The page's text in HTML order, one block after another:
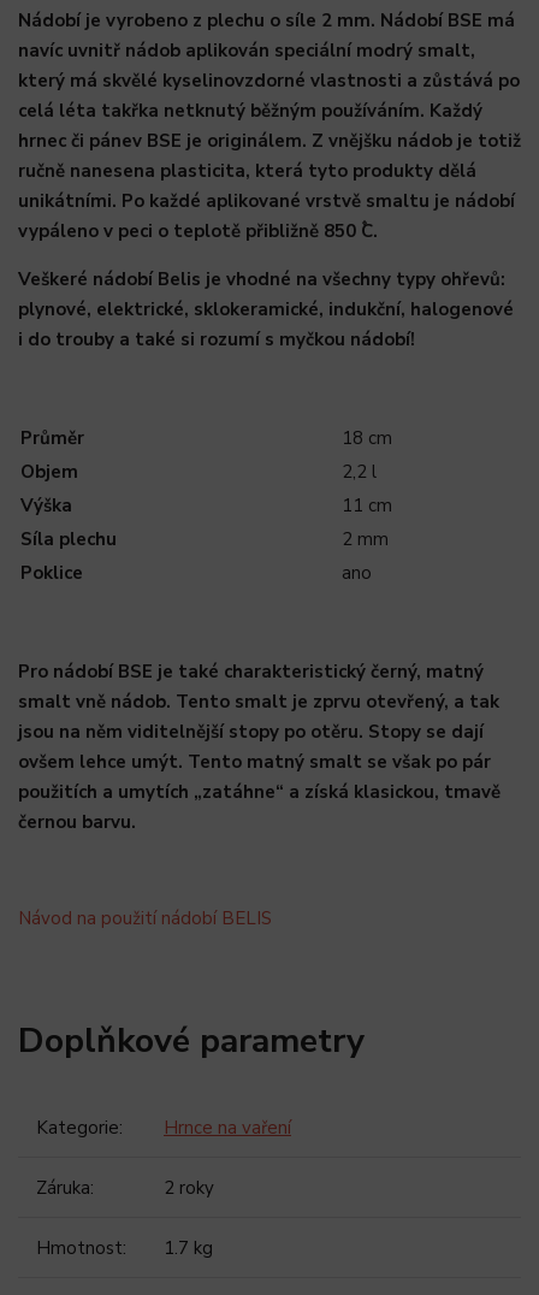
Nádobí je vyrobeno z plechu o síle 2 mm. Nádobí BSE má
navíc uvnitř nádob aplikován speciální modrý smalt,
který má skvělé kyselinovzdorné vlastnosti a zůstává po
celá léta takřka netknutý běžným používáním. Každý
hrnec či pánev BSE je originálem. Z vnějšku nádob je totiž
ručně nanesena plasticita, která tyto produkty dělá
unikátními. Po každé aplikované vrstvě smaltu je nádobí
vypáleno v peci o teplotě přibližně 850 ۫C.
Veškeré nádobí Belis je vhodné na všechny typy ohřevů:
plynové, elektrické, sklokeramické, indukční, halogenové
i do trouby a také si rozumí s myčkou nádobí!
Průměr
18 cm
Objem
2,2 l
Výška
11 cm
Síla plechu
2 mm
Poklice
ano
Pro nádobí BSE je také charakteristický černý, matný
smalt vně nádob. Tento smalt je zprvu otevřený, a tak
jsou na něm viditelnější stopy po otěru. Stopy se dají
ovšem lehce umýt. Tento matný smalt se však po pár
použitích a umytích „zatáhne“ a získá klasickou, tmavě
černou barvu.
Návod na použití nádobí BELIS
Doplňkové parametry
Kategorie: Hrnce na vaření
Záruka: 2 roky
Hmotnost: 1.7 kg